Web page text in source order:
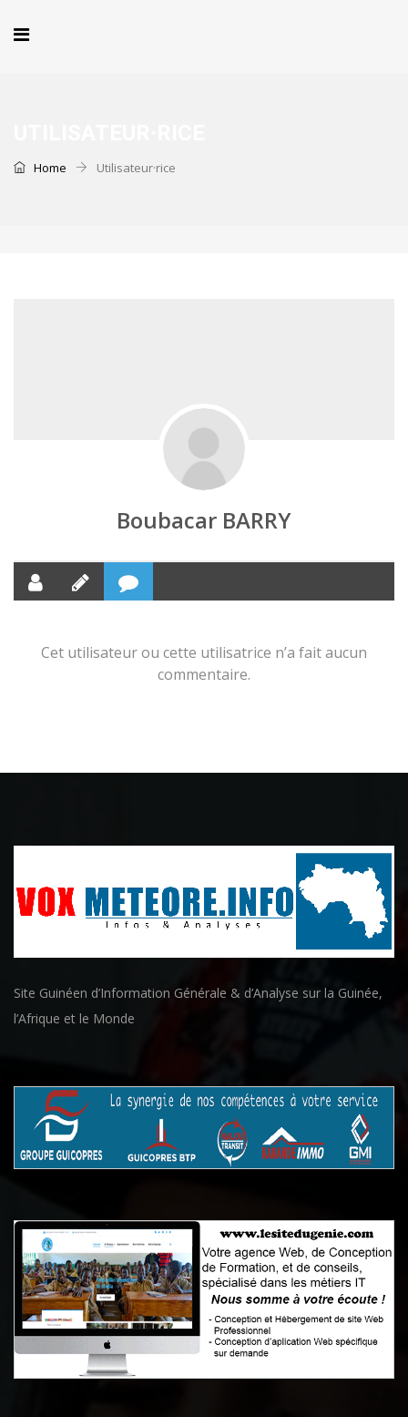
Home Utilisateur·rice
Boubacar BARRY
Cet utilisateur ou cette utilisatrice n’a fait aucun
commentaire.
Site Guinéen d’Information Générale & d’Analyse sur la Guinée,
l’Afrique et le Monde